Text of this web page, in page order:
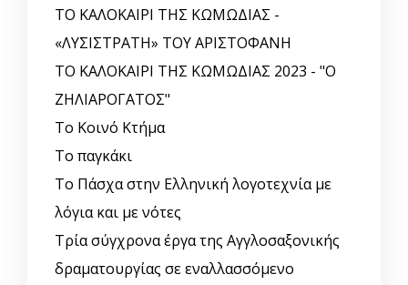
ΤΟ ΚΑΛΟΚΑΙΡΙ ΤΗΣ ΚΩΜΩΔΙΑΣ -
«ΛΥΣΙΣΤΡΑΤΗ» ΤΟΥ ΑΡΙΣΤΟΦΑΝΗ
ΤΟ ΚΑΛΟΚΑΙΡΙ ΤΗΣ ΚΩΜΩΔΙΑΣ 2023 - "Ο
ΖΗΛΙΑΡΟΓΑΤΟΣ"
Το Κοινό Κτήμα
Το παγκάκι
Το Πάσχα στην Ελληνική λογοτεχνία με
λόγια και με νότες
Τρία σύγχρονα έργα της Αγγλοσαξονικής
δραματουργίας σε εναλλασσόμενο